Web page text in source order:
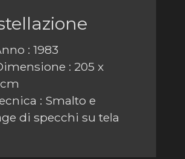
: 1983
: 205 x
: Smalto e
di specchi su tela